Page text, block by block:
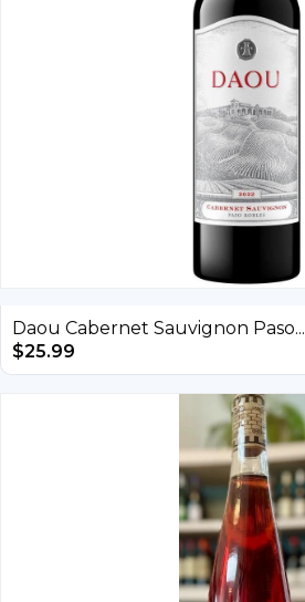
Daou Cabernet Sauvignon Paso...
$25.99